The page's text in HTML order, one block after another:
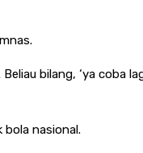
bilang, ‘ya coba
bola nasional.